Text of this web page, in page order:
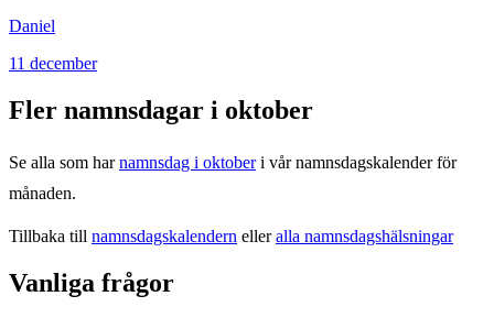
Daniel
11 december
Fler namnsdagar i oktober
Se alla som har namnsdag i oktober i vår namnsdagskalender för
månaden.
Tillbaka till namnsdagskalendern elleralla namnsdagshälsningar
Vanliga frågor